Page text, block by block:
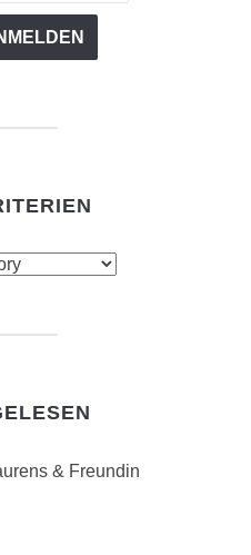
& Freundin